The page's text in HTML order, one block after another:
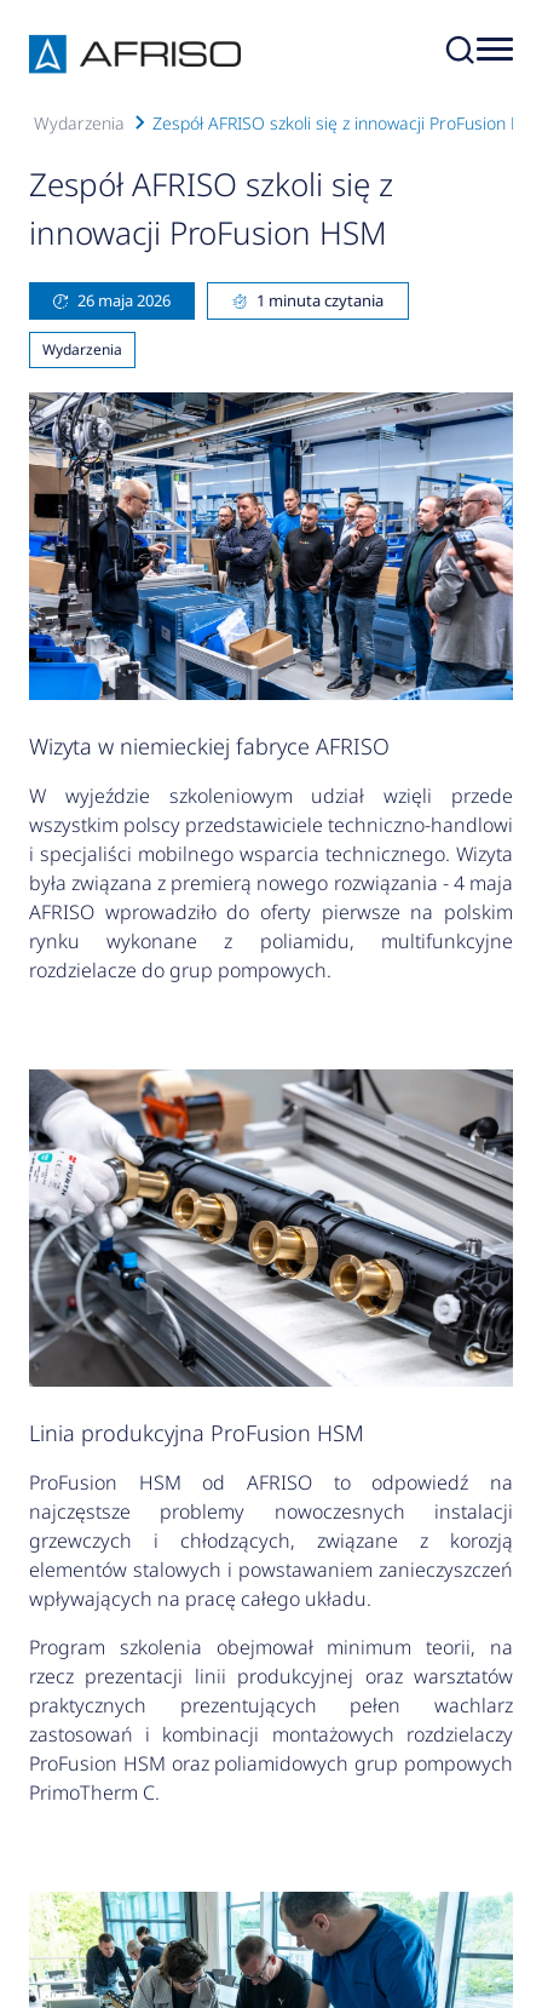
Wydarzenia Zespół AFRISO szkoli się z innowacji ProFusion
Zespół AFRISO szkoli się z
innowacji ProFusion HSM
26 maja 2026 1 minuta czytania
Wydarzenia
Wizyta w niemieckiej fabryce AFRISO
W wyjeździe szkoleniowym udział wzięli przede
wszystkim polscy przedstawiciele techniczno-handlowi
i specjaliści mobilnego wsparcia technicznego. Wizyta
była związana z premierą nowego rozwiązania - 4 maja
AFRISO wprowadziło do oferty pierwsze na polskim
rynku wykonane z poliamidu, multifunkcyjne
rozdzielacze do grup pompowych.
Linia produkcyjna ProFusion HSM
ProFusion HSM od AFRISO to odpowiedź na
najczęstsze problemy nowoczesnych instalacji
grzewczych i chłodzących, związane z korozją
elementów stalowych i powstawaniem zanieczyszczeń
wpływających na pracę całego układu.
Program szkolenia obejmował minimum teorii, na
rzecz prezentacji linii produkcyjnej oraz warsztatów
praktycznych prezentujących pełen wachlarz
zastosowań i kombinacji montażowych rozdzielaczy
ProFusion HSM oraz poliamidowych grup pompowych
PrimoTherm C.